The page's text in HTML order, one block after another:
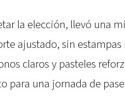
la elección, llevó una
ajustado, sin
claros y pasteles
para una jornada de